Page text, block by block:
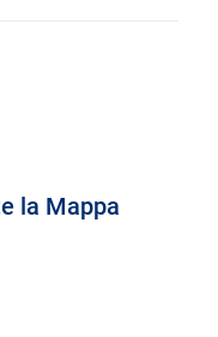
la Mappa